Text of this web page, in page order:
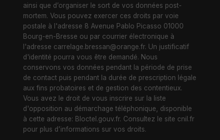
ainsi que d’organiser le sort de vos données post-
mortem. Vous pouvez exercer ces droits par voie
postale à l'adresse 8 Avenue Pablo Picasso 01000
Bourg-en-Bresse ou par courrier électronique à
l'adresse carrelage.bressan@orange.fr. Un justificatif
d'identité pourra vous être demandé. Nous
conservons vos données pendant la période de prise
de contact puis pendant la durée de prescription légale
aux fins probatoires et de gestion des contentieux.
Vous avez le droit de vous inscrire sur la liste
d'opposition au démarchage téléphonique, disponible
à cette adresse: Bloctel.gouv.fr. Consultez le site cnil.fr
pour plus d’informations sur vos droits.